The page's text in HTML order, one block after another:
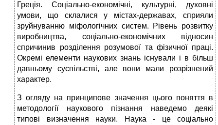
Греція. Соціально-економічні, культурні, духовні
умови, що склалися у містах-державах, сприяли
зруйнуванню міфологічних систем. Рівень розвитку
виробництва, соціально-економічних відносин
спричинив розділення розумової та фізичної праці.
Окремі елементи наукових знань існували і в більш
давньому суспільстві, але вони мали розрізнений
характер.
З огляду на принципове значення цього поняття в
методології наукового пізнання наведемо деякі
типові визначення науки. Наука - це соціально